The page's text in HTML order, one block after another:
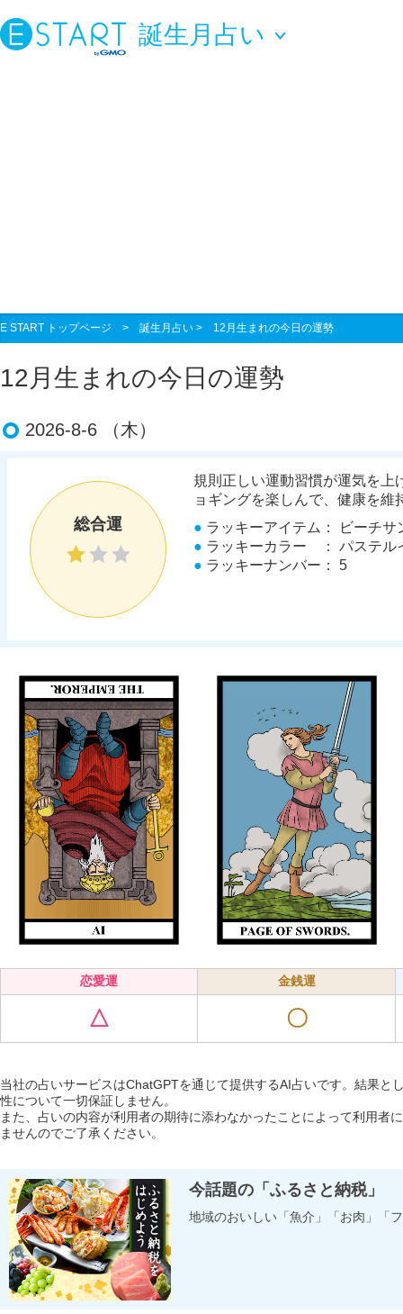
誕生月占い
E START トップページ > 誕生月占い > 12月生まれの今日の運勢
12月生まれの今日の運勢
2026-8-6 （木）
総合運
規則正しい運動習慣が運気を上
ョギングを楽しんで、健康を維
● ラッキーアイテム ： ビーチサ
● ラッキーカラー
： パステ
● ラッキーナンバー ： 5
恋愛運 金銭運
△ 〇
当社の占いサービスはChatGPTを通じて提供するAI占いです。結果と
性について一切保証しません。
また、占いの内容が利用者の期待に添わなかったことによって利用者
ませんのでご了承ください。
今話題の「ふるさと納税」
地域のおいしい「魚介」「お肉」「